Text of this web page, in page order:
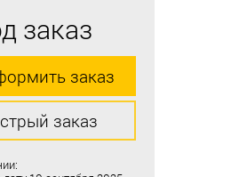
заказ
заказ
заказ
заказ
заказ
заказ